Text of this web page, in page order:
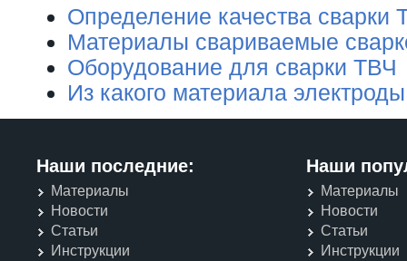
Определение качества сварки
Материалы свариваемые
Оборудование для сварки ТВЧ
Из какого материала
Наши последние:
Материалы
Новости
Статьи
Инструкции
Наши
Материалы
Новости
Статьи
Инструкции